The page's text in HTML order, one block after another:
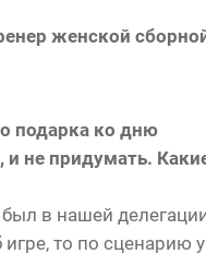
женской
подарка ко дню
и не придумать.
в нашей
то по сценарию у